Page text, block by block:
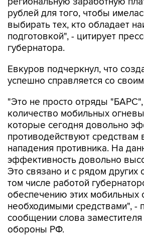
рублей для того, чтобы
выбирать тех, кто обладает
подготовкой", - цитирует
губернатора.
Евкуров подчеркнул, что
успешно справляется со
"Это не просто отряды
количество мобильных
которые сегодня довольно
противодействуют средствам
нападения противника. На
эффективность довольно
Это связано и с рядом других
том числе работой
обеспечению этих мобильных
необходимыми средствами", -
сообщении слова заместителя
обороны РФ.